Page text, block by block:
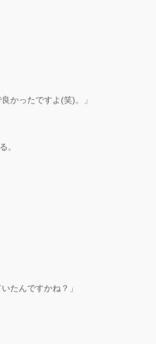
かったですよ(笑)。」
。
たんですかね？」